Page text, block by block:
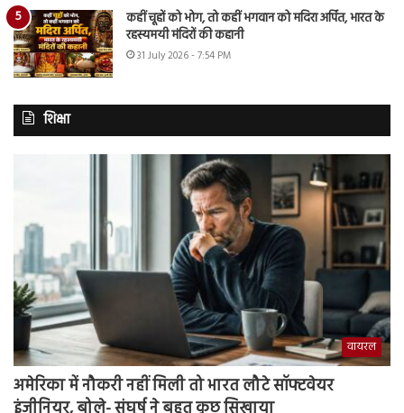
कहीं चूहों को भोग, तो कहीं भगवान को मदिरा अर्पित, भारत के
रहस्यमयी मंदिरों की कहानी
31 July 2026 - 7:54 PM
शिक्षा
वायरल
अमेरिका में नौकरी नहीं मिली तो भारत लौटे सॉफ्टवेयर